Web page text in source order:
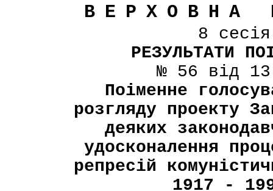
ВЕРХОВНА
8
РЕЗУЛЬТАТИ
№ 56 від
Поіменне
розгляду проекту
деяких
удосконалення
репресій
1917 -